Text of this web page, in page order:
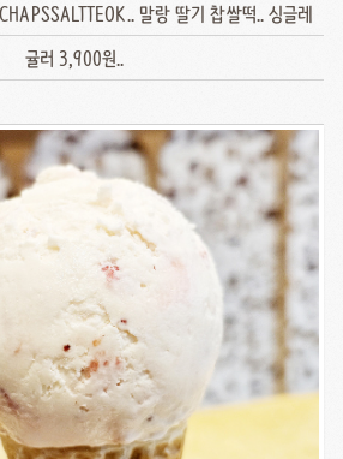
말랑 딸기 찹쌀떡.. 싱글레
귤러 3,900원..